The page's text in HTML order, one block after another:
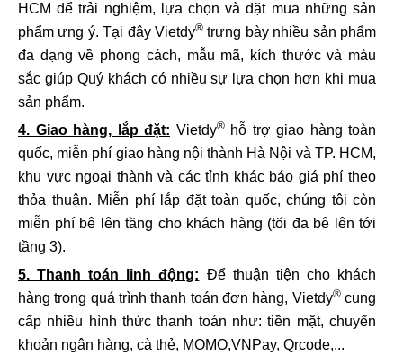
HCM để trải nghiệm, lựa chọn và đặt mua những sản
phẩm ưng ý. Tại đây Vietdy® trưng bày nhiều sản phẩm
đa dạng về phong cách, mẫu mã, kích thước và màu
sắc giúp Quý khách có nhiều sự lựa chọn hơn khi mua
sản phẩm.
4. Giao hàng, lắp đặt: Vietdy®hỗ trợ giao hàng toàn
quốc, miễn phí giao hàng nội thành Hà Nội và TP. HCM,
khu vực ngoại thành và các tỉnh khác báo giá phí theo
thỏa thuận. Miễn phí lắp đặt toàn quốc, chúng tôi còn
miễn phí bê lên tầng cho khách hàng (tối đa bê lên tới
tầng 3).
5. Thanh toán linh động: Để thuận tiện cho khách
hàng trong quá trình thanh toán đơn hàng, Vietdy®cung
cấp nhiều hình thức thanh toán như: tiền mặt, chuyển
khoản ngân hàng, cà thẻ, MOMO,VNPay, Qrcode,...